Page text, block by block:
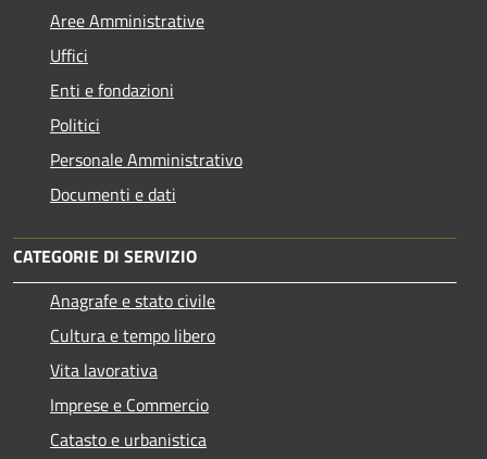
Aree Amministrative
Uffici
Enti e fondazioni
Politici
Personale Amministrativo
Documenti e dati
CATEGORIE DI SERVIZIO
Anagrafe e stato civile
Cultura e tempo libero
Vita lavorativa
Imprese e Commercio
Catasto e urbanistica